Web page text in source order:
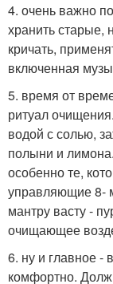
4. очень важно
хранить старые,
кричать,
включенная
5. время от
ритуал
водой с солью,
полыни и
особенно те,
управляющие 8-
мантру васту -
очищающее
6. ну и главное -
комфортно.